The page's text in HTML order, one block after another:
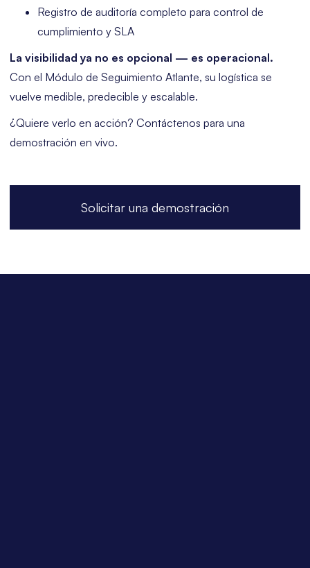
Registro de auditoría completo para control de
cumplimiento y SLA
La visibilidad ya no es opcional — es operacional.
Con el Módulo de Seguimiento Atlante, su logística se
vuelve medible, predecible y escalable.
¿Quiere verlo en acción? Contáctenos para una
demostración en vivo.
Solicitar una demostración